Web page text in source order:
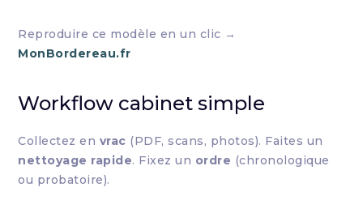
Reproduire ce modèle en un clic →
MonBordereau.fr
Workflow cabinet simple
Collectez en vrac (PDF, scans, photos). Faites un
nettoyage rapide. Fixez un ordre (chronologique
ou probatoire).